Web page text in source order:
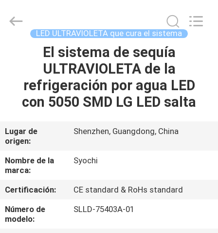
HOGAR
PRODUCTOS
NOSOTROS
VIAJE
DE
LA
FÁBRICA
Syochi
Electronics
LED ULTRAVIOLETA que cura el sistema
El sistema de sequía
ULTRAVIOLETA de la
refrigeración por agua LED
con 5050 SMD LG LED salta
Lugar de
origen:
Shenzhen, Guangdong, China
Nombre de la
marca:
Syochi
Certificación:
CE standard & RoHs standard
Número de
modelo:
SLLD-75403A-01